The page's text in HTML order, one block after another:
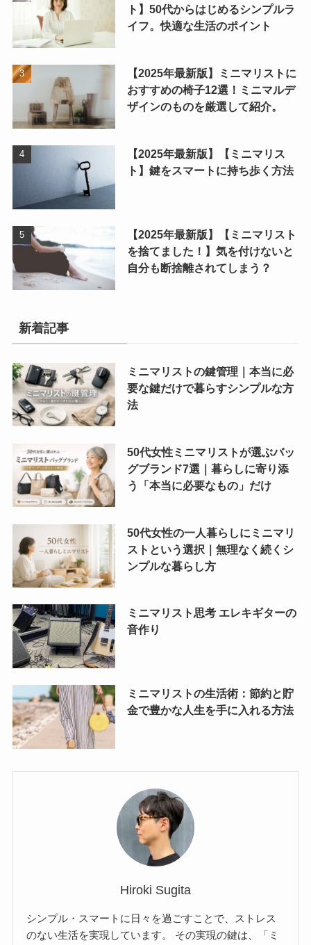
ト】50代からはじめるシンプルラ
イフ。快適な生活のポイント
【2025年最新版】ミニマリストに
おすすめの椅子12選！ミニマルデ
ザインのものを厳選して紹介。
【2025年最新版】【ミニマリス
ト】鍵をスマートに持ち歩く方法
【2025年最新版】【ミニマリスト
を捨てました！】気を付けないと
自分も断捨離されてしまう？
新着記事
ミニマリストの鍵管理｜本当に必
要な鍵だけで暮らすシンプルな方
法
50代女性ミニマリストが選ぶバッ
グブランド7選｜暮らしに寄り添
う「本当に必要なもの」だけ
50代女性の一人暮らしにミニマリ
ストという選択｜無理なく続くシ
ンプルな暮らし方
ミニマリスト思考 エレキギターの
音作り
ミニマリストの生活術：節約と貯
金で豊かな人生を手に入れる方法
Hiroki Sugita
シンプル・スマートに日々を過ごすことで、ストレス
のない生活を実現しています。 その実現の鍵は、「ミ